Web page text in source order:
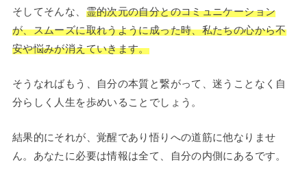
そしてそんな、 霊的次元の自分とのコミュニケーション
が、スムーズに取れうように成った時、私たちの心から不
安や悩みが消えていきます。
そうなればもう、自分の本質と繋がって、迷うことなく自
分らしく人生を歩めいることでしょう。
結果的にそれが、覚醒であり悟りへの道筋に他なりませ
ん。あなたに必要は情報は全て、自分の内側にあるです。